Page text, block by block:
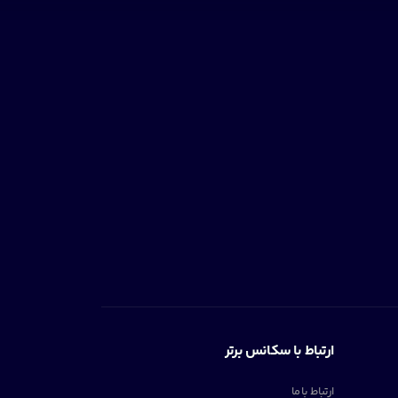
ارتباط با سکانس برتر
ارتباط با ما